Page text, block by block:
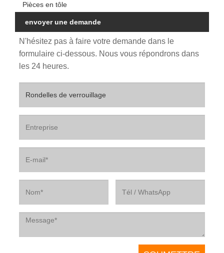
Pièces en tôle
envoyer une demande
N'hésitez pas à faire votre demande dans le
formulaire ci-dessous. Nous vous répondrons dans
les 24 heures.